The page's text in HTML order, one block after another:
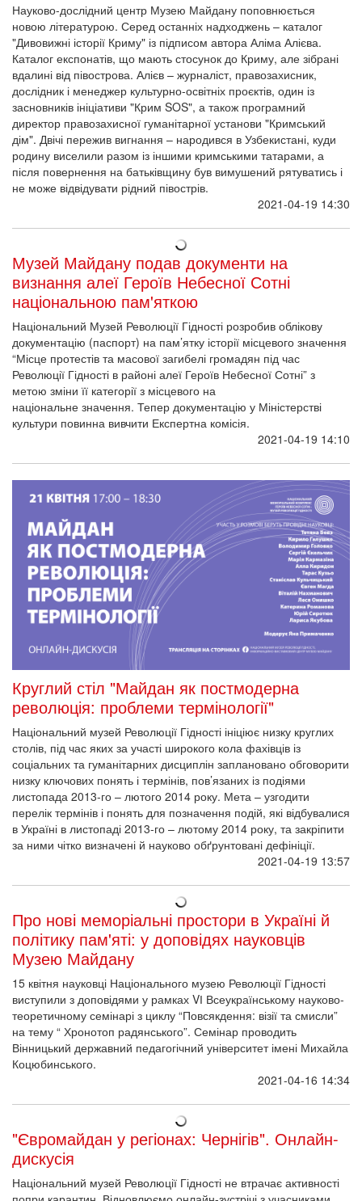
Науково-дослідний центр Музею Майдану поповнюється
новою літературою. Серед останніх надходжень – каталог
"Дивовижні історії Криму" із підписом автора Аліма Алієва.
Каталог експонатів, що мають стосунок до Криму, але зібрані
вдалині від півострова. Алієв – журналіст, правозахисник,
дослідник і менеджер культурно-освітніх проєктів, один із
засновників ініціативи "Крим SOS", а також програмний
директор правозахисної гуманітарної установи "Кримський
дім". Двічі пережив вигнання – народився в Узбекистані, куди
родину виселили разом із іншими кримськими татарами, а
після повернення на батьківщину був вимушений рятуватись і
не може відвідувати рідний півострів.
2021-04-19 14:30
Музей Майдану подав документи на
визнання алеї Героїв Небесної Сотні
національною пам'яткою
Національний Музей Революції Гідності розробив облікову
документацію (паспорт) на пам’ятку історії місцевого значення
“Місце протестів та масової загибелі громадян під час
Революції Гідності в районі алеї Героїв Небесної Сотні” з
метою зміни її категорії з місцевого на
національне значення. Тепер документацію у Міністерстві
культури повинна вивчити Експертна комісія.
2021-04-19 14:10
Круглий стіл "Майдан як постмодерна
революція: проблеми термінології"
Національний музей Революції Гідності ініціює низку круглих
столів, під час яких за участі широкого кола фахівців із
соціальних та гуманітарних дисциплін заплановано обговорити
низку ключових понять і термінів, пов’язаних із подіями
листопада 2013-го – лютого 2014 року. Мета – узгодити
перелік термінів і понять для позначення подій, які відбувалися
в Україні в листопаді 2013-го – лютому 2014 року, та закріпити
за ними чітко визначені й науково обґрунтовані дефініції.
2021-04-19 13:57
Про нові меморіальні простори в Україні й
політику пам'яті: у доповідях науковців
Музею Майдану
15 квітня науковці Національного музею Революції Гідності
виступили з доповідями у рамках VІ Всеукраїнському науково-
теоретичному семінарі з циклу “Повсякдення: візії та смисли”
на тему “ Хронотоп радянського”. Семінар проводить
Вінницький державний педагогічний університет імені Михайла
Коцюбинського.
2021-04-16 14:34
"Євромайдан у регіонах: Чернігів". Онлайн-
дискусія
Національний музей Революції Гідності не втрачає активності